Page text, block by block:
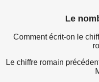
Le
Comment écrit-on le
Le chiffre romain